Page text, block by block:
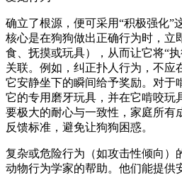
确立了根源，便可采用“积极强化”
核心是在狗狗做出正确行为时，立
食、抚摸或玩具），从而让它将“
关联。例如，纠正扑人行为，不应
它安静坐下的瞬间给予奖励。对于
它的专用磨牙玩具，并在它啃咬玩
要极大的耐心与一致性，家庭所有
反馈标准，避免让狗狗困惑。
复杂或危险行为（如攻击性倾向）
动物行为学家的帮助。他们能提供